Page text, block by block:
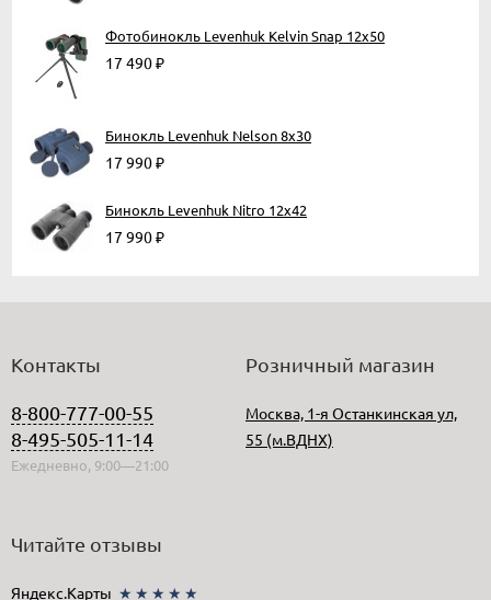
Фотобинокль Levenhuk Kelvin Snap 12x50
17 490₽
Бинокль Levenhuk Nelson 8x30
17 990₽
Бинокль Levenhuk Nitro 12x42
17 990₽
Контакты
8-800-777-00-55
8-495-505-11-14
Ежедневно, 9:00—21:00
Розничный магазин
Москва, 1-я Останкинская ул,
55 (м.ВДНХ)
Читайте отзывы
Яндекс.Карты ★★★★★